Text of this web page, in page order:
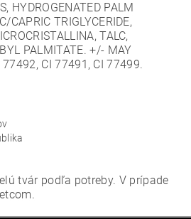
HYDROGENATED PALM
CAPRIC TRIGLYCERIDE,
TALC,
PALMITATE. +/- MAY
77492, CI 77491, CI 77499.
tvár podľa potreby. V prípade